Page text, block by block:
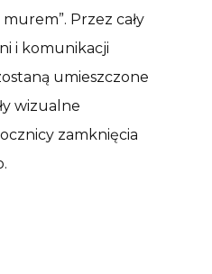
murem”. Przez cały
i komunikacji
umieszczone
wizualne
zamknięcia